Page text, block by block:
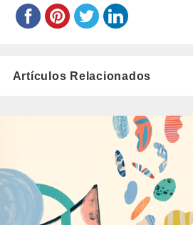
Artículos Relacionados